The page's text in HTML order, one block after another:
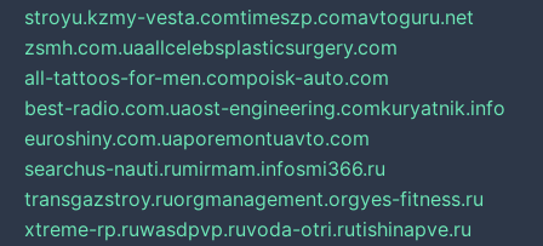
stroyu.kzmy-vesta.comtimeszp.comavtoguru.net
zsmh.com.uaallcelebsplasticsurgery.com
all-tattoos-for-men.compoisk-auto.com
best-radio.com.uaost-engineering.comkuryatnik.info
euroshiny.com.uaporemontuavto.com
searchus-nauti.rumirmam.infosmi366.ru
transgazstroy.ruorgmanagement.orgyes-fitness.ru
xtreme-rp.ruwasdpvp.ruvoda-otri.rutishinapve.ru